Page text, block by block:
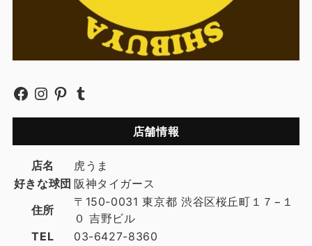
店舗情報
店名
虎うま
好きな球団 阪神タイガース
住所
〒150-0031 東京都 渋谷区桜丘町１７−１
０ 吉野ビル
TEL
03-6427-8360